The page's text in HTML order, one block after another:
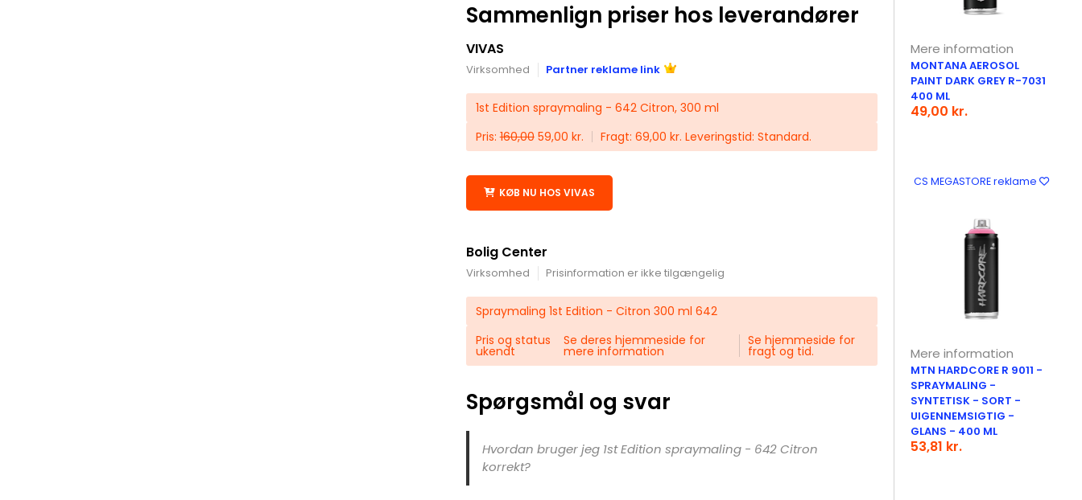
Sammenlign priser hos leverandører
VIVAS
Virksomhed Partner reklame link
1st Edition spraymaling - 642 Citron, 300 ml
Pris:160,0059,00 kr. Fragt: 69,00 kr. Leveringstid: Standard.
KØB NU HOS VIVAS
Bolig Center
Virksomhed Prisinformation er ikke tilgængelig
Spraymaling 1st Edition - Citron 300 ml 642
Pris og status
ukendt
Se deres hjemmeside for
mere information
Se hjemmeside for
fragt og tid.
Spørgsmål og svar
Hvordan bruger jeg 1st Edition spraymaling - 642 Citron
korrekt?
Mere information
MONTANA AEROSOL
PAINT DARK GREY R-7031
400 ML
49,00 kr.
CS MEGASTORE reklame
Mere information
MTN HARDCORE R 9011 -
SPRAYMALING -
SYNTETISK - SORT -
UIGENNEMSIGTIG -
GLANS - 400 ML
53,81 kr.